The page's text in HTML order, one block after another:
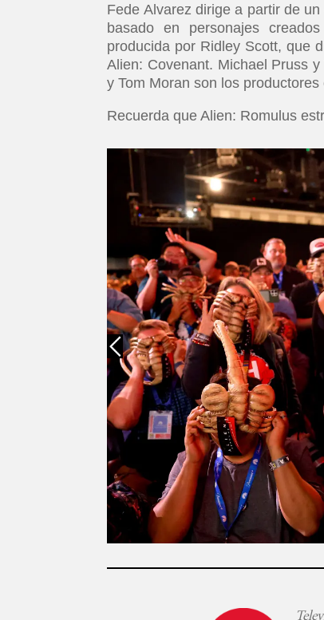
Fede Alvarez dirige a partir de
basado en personajes
producida por Ridley Scott, que
Alien: Covenant. Michael Pruss
y Tom Moran son los productores
Recuerda que Alien: Romulus